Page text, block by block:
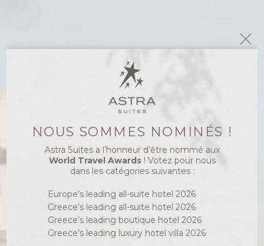
ASTRA SUITES
BLOG
IMEROVIGLI
NOUS SOMMES NOMINÉS !
Astra Suites a l’honneur d’être nommé aux
World Travel Awards! Votez pour nous
dans les catégories suivantes :
Europe’s leading all-suite hotel 2026
Greece’s leading all-suite hotel 2026
Greece’s leading boutique hotel 2026
Greece’s leading luxury hotel villa 2026